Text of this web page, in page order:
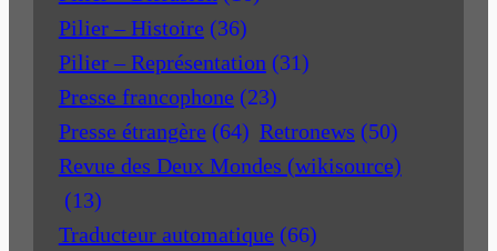
Pilier – Histoire (36)
Pilier – Représentation (31)
Presse francophone (23)
Presse étrangère (64) Retronews (50)
Revue des Deux Mondes (wikisource)
(13)
Traducteur automatique (66)